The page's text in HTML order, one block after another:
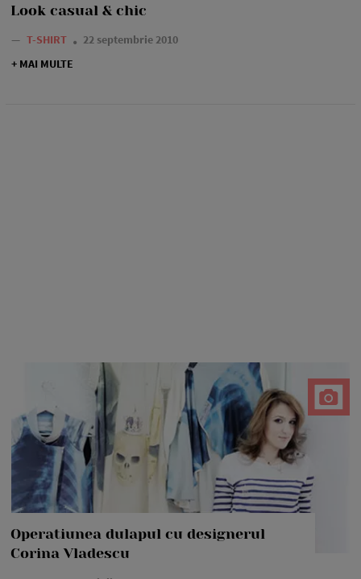
Look casual & chic
— T-SHIRT
22 septembrie 2010
+ MAI MULTE
Operatiunea dulapul cu designerul
Corina Vladescu